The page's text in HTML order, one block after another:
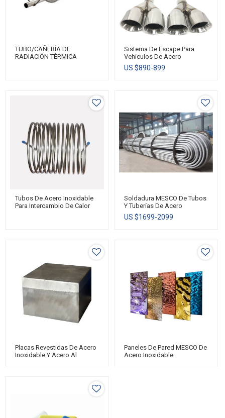
TUBO/CAÑERÍA DE
RADIACIÓN TÉRMICA
Sistema De Escape Para
Vehículos De Acero
Inoxidable Y Acero
Aluminizado MESCO
US $890-899
Tubos De Acero Inoxidable
Para Intercambio De Calor
Soldadura MESCO De Tubos
Y Tuberías De Acero
Inoxidable Para Intercambio
De Calor/transferencia De
US $1699-2099
Placas Revestidas De Acero
Inoxidable Y Acero Al
Paneles De Pared MESCO De
Acero Inoxidable